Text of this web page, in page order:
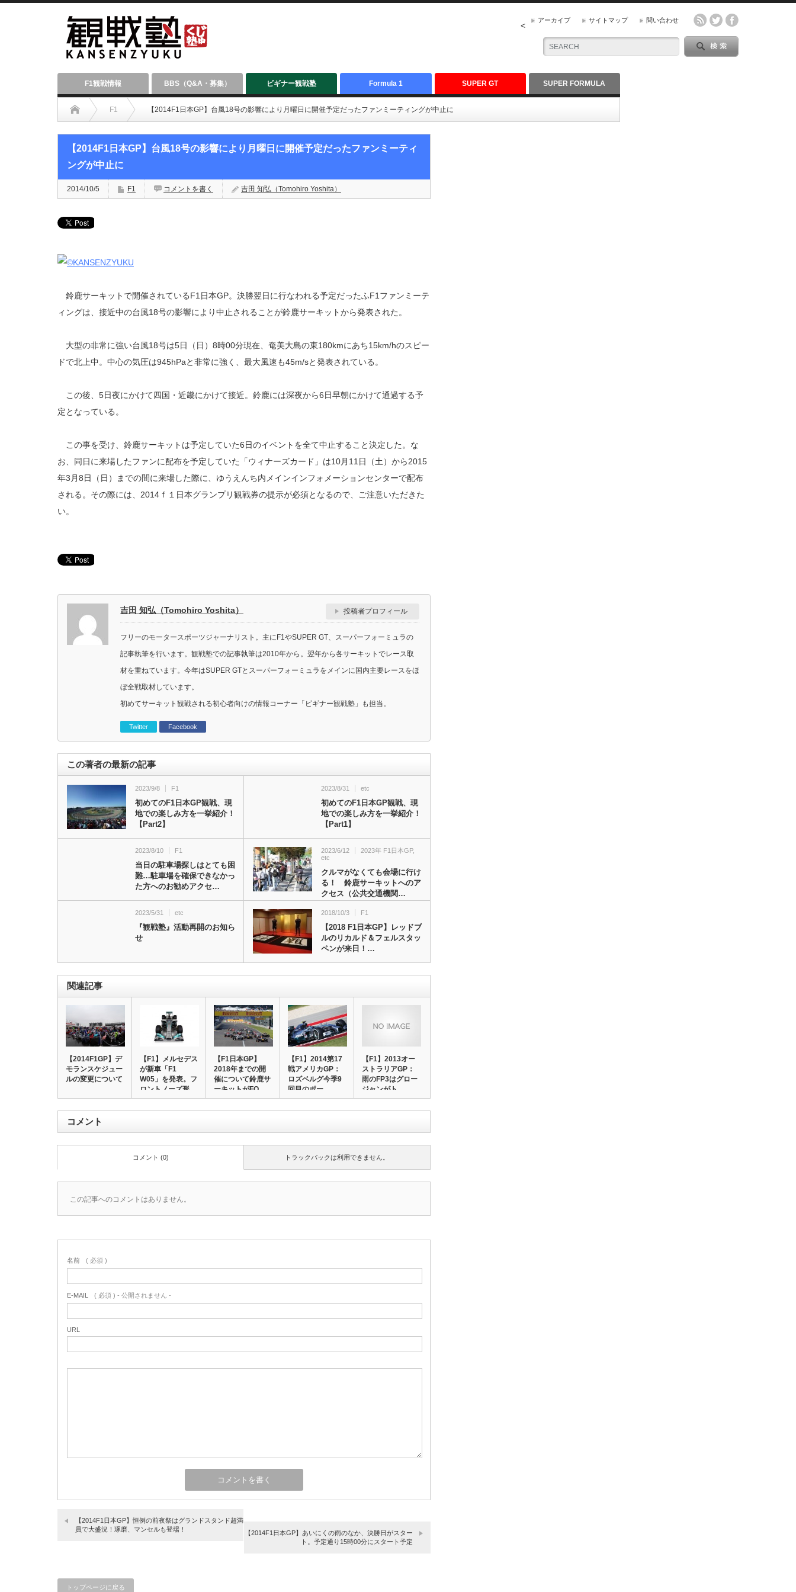
アーカイブ サイトマップ 問い合わせ
<
F1観戦情報 BBS（Q&A・募集） ビギナー観戦塾 Formula 1 SUPER GT SUPER FORMULA
F1 【2014F1日本GP】台風18号の影響により月曜日に開催予定だったファンミーティングが中止に
【2014F1日本GP】台風18号の影響により月曜日に開催予定だったファンミーティ
ングが中止に
2014/10/5 F1 コメントを書く 吉田 知弘（Tomohiro Yoshita）
鈴鹿サーキットで開催されているF1日本GP。決勝翌日に行なわれる予定だったふF1ファンミーテ
ィングは、接近中の台風18号の影響により中止されることが鈴鹿サーキットから発表された。
大型の非常に強い台風18号は5日（日）8時00分現在、奄美大島の東180kmにあち15km/hのスピー
ドで北上中。中心の気圧は945hPaと非常に強く、最大風速も45m/sと発表されている。
この後、5日夜にかけて四国・近畿にかけて接近。鈴鹿には深夜から6日早朝にかけて通過する予
定となっている。
この事を受け、鈴鹿サーキットは予定していた6日のイベントを全て中止すること決定した。な
お、同日に来場したファンに配布を予定していた「ウィナーズカード」は10月11日（土）から2015
年3月8日（日）までの間に来場した際に、ゆうえんち内メインインフォメーションセンターで配布
される。その際には、2014ｆ１日本グランプリ観戦券の提示が必須となるので、ご注意いただきた
い。
吉田 知弘（Tomohiro Yoshita） 投稿者プロフィール
フリーのモータースポーツジャーナリスト。主にF1やSUPER GT、スーパーフォーミュラの
記事執筆を行います。観戦塾での記事執筆は2010年から。翌年から各サーキットでレース取
材を重ねています。今年はSUPER GTとスーパーフォーミュラをメインに国内主要レースをほ
ぼ全戦取材しています。
初めてサーキット観戦される初心者向けの情報コーナー「ビギナー観戦塾」も担当。
Twitter Facebook
この著者の最新の記事
2023/9/8 F1
初めてのF1日本GP観戦、現
地での楽しみ方を一挙紹介！
【Part2】
2023/8/31 etc
初めてのF1日本GP観戦、現
地での楽しみ方を一挙紹介！
【Part1】
2023/8/10 F1
当日の駐車場探しはとても困
難…駐車場を確保できなかっ
た方へのお勧めアクセ…
2023/6/12 2023年 F1日本GP,
etc
クルマがなくても会場に行け
る！ 鈴鹿サーキットへのア
クセス（公共交通機関…
2023/5/31 etc
『観戦塾』活動再開のお知ら
せ
2018/10/3 F1
【2018 F1日本GP】レッドブ
ルのリカルド＆フェルスタッ
ペンが来日！…
関連記事
【2014F1GP】デ
モランスケジュー
ルの変更について
【F1】メルセデス
が新車「F1
W05」を発表。フ
ロントノーズ形…
【F1日本GP】
2018年までの開
催について鈴鹿サ
ーキットがFO…
【F1】2014第17
戦アメリカGP：
ロズベルグ今季9
回目のポー…
【F1】2013オー
ストラリアGP：
雨のFP3はグロー
ジャンがト…
コメント
トラックバックは利用できません。
コメント (0)
この記事へのコメントはありません。
名前 ( 必須 )
E-MAIL ( 必須 ) - 公開されません -
URL
【2014F1日本GP】恒例の前夜祭はグランドスタンド超満
員で大盛況！琢磨、マンセルも登場！
【2014F1日本GP】あいにくの雨のなか、決勝日がスター
ト。予定通り15時00分にスタート予定
トップページに戻る